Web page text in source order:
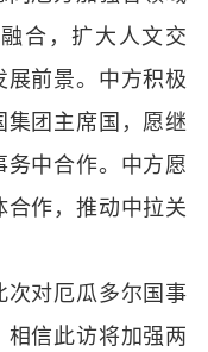
合，扩大人文交
前景。中方积极
团主席国，愿继
中合作。中方愿
合作，推动中拉关
对厄瓜多尔国事
信此访将加强两